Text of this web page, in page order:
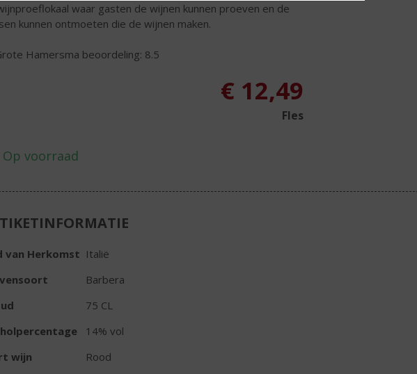
waar gasten de wijnen kunnen proeven en de
kunnen ontmoeten die de wijnen maken.
Hamersma beoordeling: 8.5
€ 12,49
Fles
van Herkomst Italië
Barbera
75 CL
14% vol
wijn
Rood